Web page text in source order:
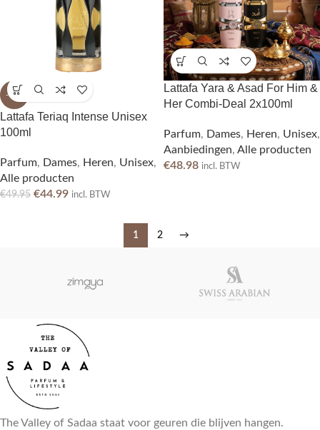
-10%
Lattafa Teriaq Intense Unisex
100ml
Parfum, Dames, Heren, Unisex,
Alle producten
€49.95 €44.99 incl. BTW
Lattafa Yara & Asad For Him &
Her Combi-Deal 2x100ml
Parfum, Dames, Heren, Unisex,
Aanbiedingen, Alle producten
€48.98 incl. BTW
1 2 →
The Valley of Sadaa staat voor geuren die blijven hangen.